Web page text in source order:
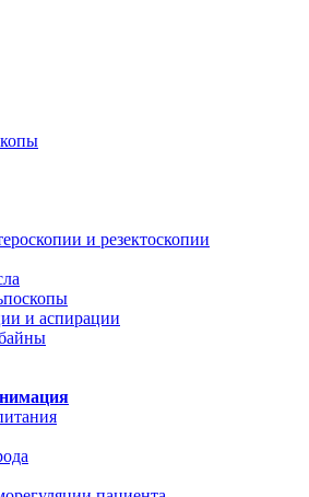
и резектоскопии
и аспирации